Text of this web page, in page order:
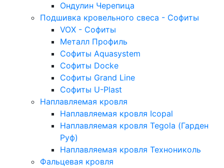
Ондулин Черепица
Подшивка кровельного свеса - Софиты
VOX - Софиты
Металл Профиль
Софиты Aquasystem
Софиты Docke
Софиты Grand Line
Софиты U-Plast
Наплавляемая кровля
Наплавляемая кровля Icopal
Наплавляемая кровля Tegola (Гарден
Руф)
Наплавляемая кровля Технониколь
Фальцевая кровля